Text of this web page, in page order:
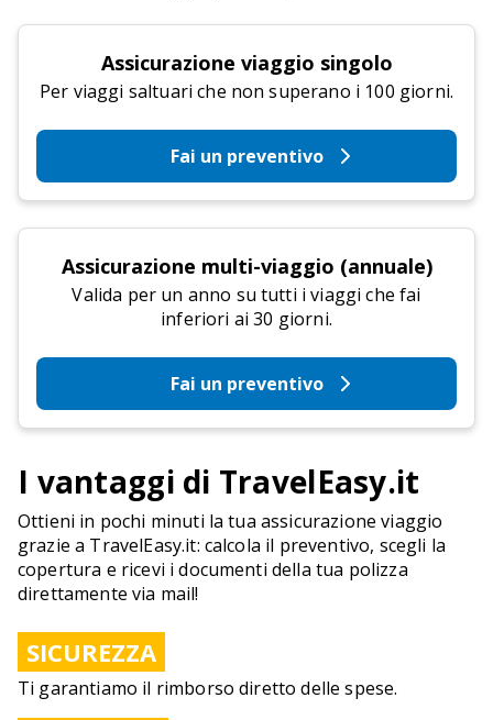
Assicurazione viaggio singolo
Per viaggi saltuari che non superano i 100 giorni.
Fai un preventivo
Assicurazione multi-viaggio (annuale)
Valida per un anno su tutti i viaggi che fai
inferiori ai 30 giorni.
Fai un preventivo
I vantaggi di TravelEasy.it
Ottieni in pochi minuti la tua assicurazione viaggio
grazie a TravelEasy.it: calcola il preventivo, scegli la
copertura e ricevi i documenti della tua polizza
direttamente via mail!
SICUREZZA
Ti garantiamo il rimborso diretto delle spese.